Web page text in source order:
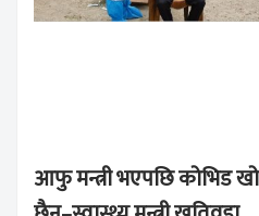
आफु मन्त्री भएपछि कोभिड